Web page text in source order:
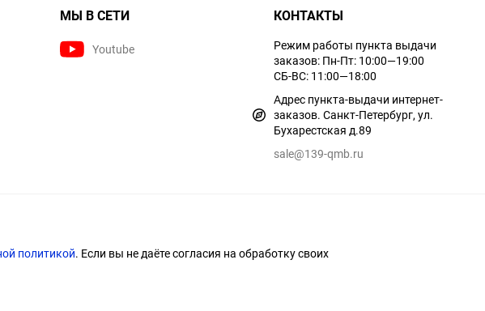
МЫ В СЕТИ
Youtube
КОНТАКТЫ
Режим работы пункта выдачи
заказов: Пн-Пт: 10:00—19:00
СБ-ВС: 11:00—18:00
Адрес пункта-выдачи интернет-
заказов. Санкт-Петербург, ул.
Бухарестская д.89
sale@139-qmb.ru
политикой. Если вы не даёте согласия на обработку своих